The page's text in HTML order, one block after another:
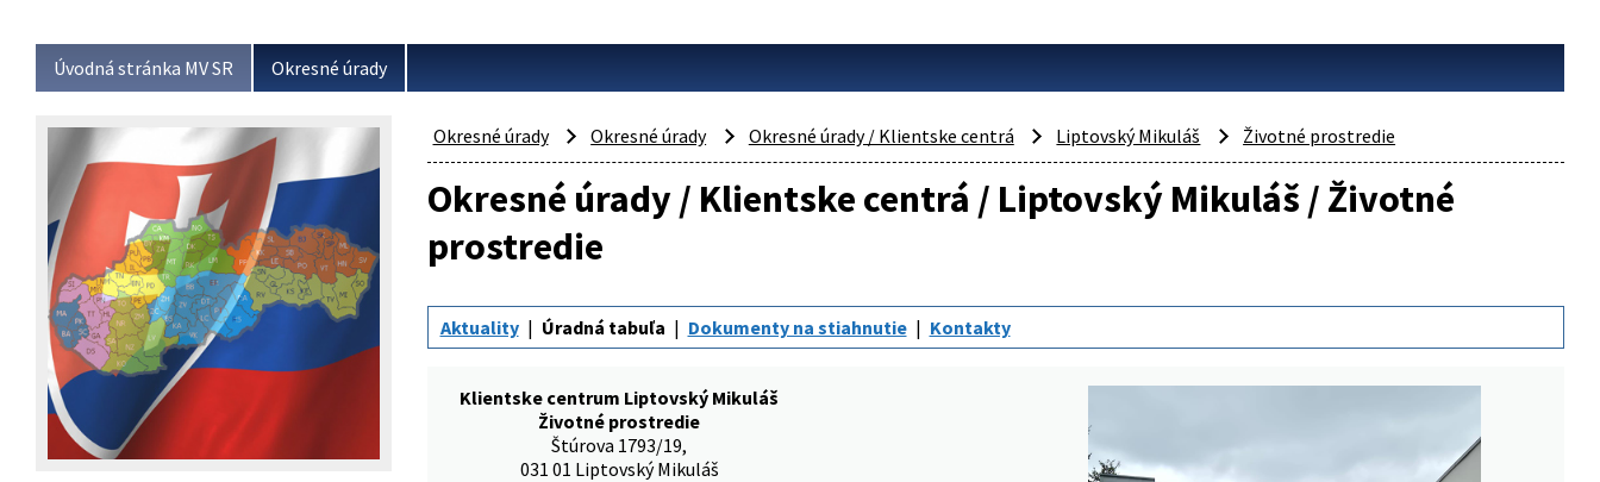
Úvodná stránka MV SR Okresné úrady
Okresné úrady Okresné úrady Okresné úrady / Klientske centrá Liptovský Mikuláš Životné prostredie
Okresné úrady / Klientske centrá / Liptovský Mikuláš / Životné
prostredie
Aktuality Úradná tabuľa Dokumenty na stiahnutie Kontakty
Klientske centrum Liptovský Mikuláš
Životné prostredie
Štúrova 1793/19,
031 01 Liptovský Mikuláš